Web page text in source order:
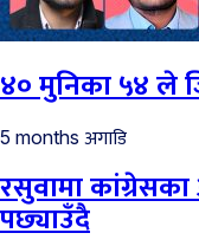
४० मुनिका ५४ ले
5 months अगाडि
रसुवामा कांग्रेसका
पछ्याउँदै